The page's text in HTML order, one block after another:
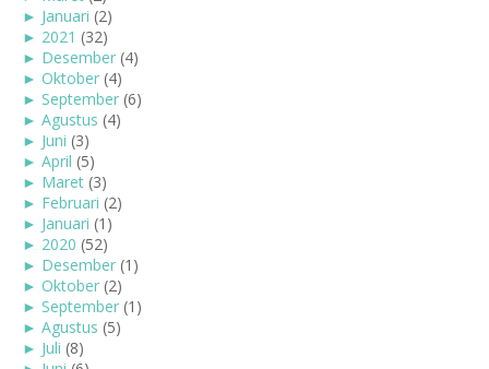
► Januari (2)
► 2021 (32)
► Desember (4)
► Oktober (4)
► September (6)
► Agustus (4)
► Juni (3)
► April (5)
► Maret (3)
► Februari (2)
► Januari (1)
► 2020 (52)
► Desember (1)
► Oktober (2)
► September (1)
► Agustus (5)
► Juli (8)